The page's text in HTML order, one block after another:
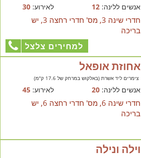
אנשים ללינה:12 לאירוע:30
חדרי שינה 3, מס' חדרי רחצה 3, יש
בריכה
למחירים צלצל
אחוזת אופאל
צימרים ליד אשרת (באלקוש במרחק של 17.6 ק"מ)
אנשים ללינה:20 לאירוע:45
חדרי שינה 6, מס' חדרי רחצה 6, יש
בריכה
וילה ונילה